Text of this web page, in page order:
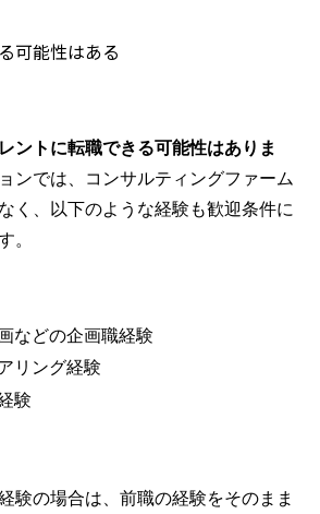
可能性はある
ントに転職できる可能性はありま
ンでは、コンサルティングファーム
く、以下のような経験も歓迎条件に
。
などの企画職経験
リング経験
験
験の場合は、前職の経験をそのまま